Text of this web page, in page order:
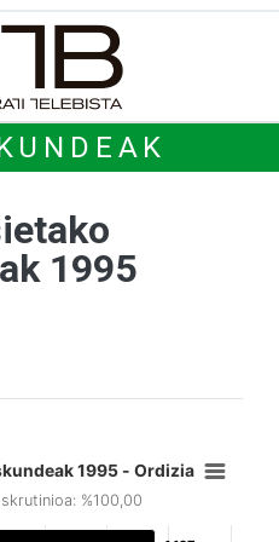
1995
1995 - Ordizia
%100,00